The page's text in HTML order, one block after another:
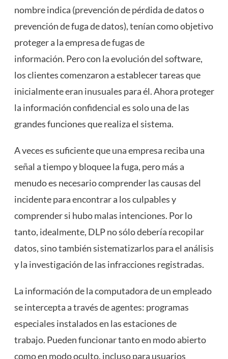
nombre indica (prevención de pérdida de datos o
prevención de fuga de datos), tenían como objetivo
proteger a la empresa de fugas de
información. Pero con la evolución del software,
los clientes comenzaron a establecer tareas que
inicialmente eran inusuales para él. Ahora proteger
la información confidencial es solo una de las
grandes funciones que realiza el sistema.
A veces es suficiente que una empresa reciba una
señal a tiempo y bloquee la fuga, pero más a
menudo es necesario comprender las causas del
incidente para encontrar a los culpables y
comprender si hubo malas intenciones. Por lo
tanto, idealmente, DLP no sólo debería recopilar
datos, sino también sistematizarlos para el análisis
y la investigación de las infracciones registradas.
La información de la computadora de un empleado
se intercepta a través de agentes: programas
especiales instalados en las estaciones de
trabajo. Pueden funcionar tanto en modo abierto
como en modo oculto, incluso para usuarios